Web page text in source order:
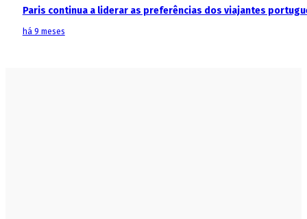
Paris continua a liderar as preferências dos viajantes
há 9 meses